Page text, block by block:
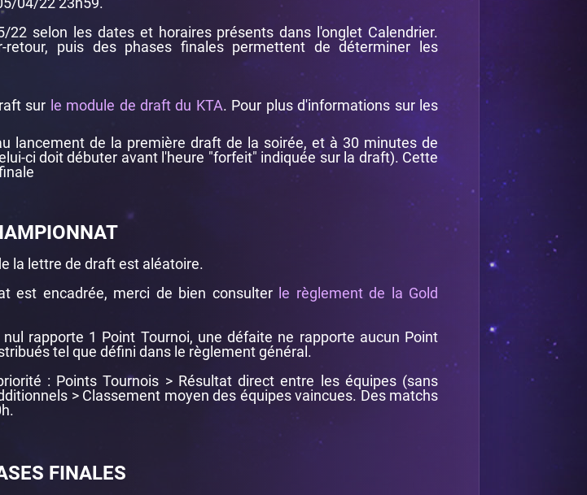
selon les dates et horaires présents dans l'onglet Calendrier.
puis des phases finales permettent de déterminer les
sur le module de draft du KTA. Pour plus d'informations sur les
lancement de la première draft de la soirée, et à 30 minutes de
ci doit débuter avant l'heure "forfeit" indiquée sur la draft). Cette
la lettre de draft est aléatoire.
est encadrée, merci de bien consulter le règlement de la Gold
rapporte 1 Point Tournoi, une défaite ne rapporte aucun Point
tel que défini dans le règlement général.
: Points Tournois > Résultat direct entre les équipes (sans
> Classement moyen des équipes vaincues. Des matchs
FINALES